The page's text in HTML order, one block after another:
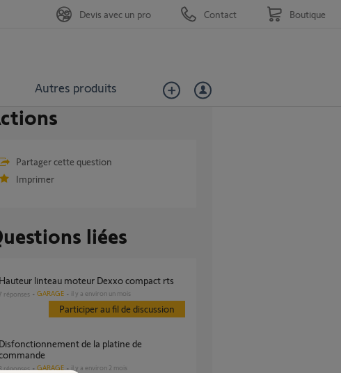
Autres produits
Devis avec un pro Contact Boutique
Partager cette question
Imprimer
liées
Hauteur linteau moteur Dexxo compact rts
7 réponses GARAGE il y a environ un mois
Participer au fil de discussion
disfonctionnement de la platine de
3 réponses GARAGE il y a environ 2 mois